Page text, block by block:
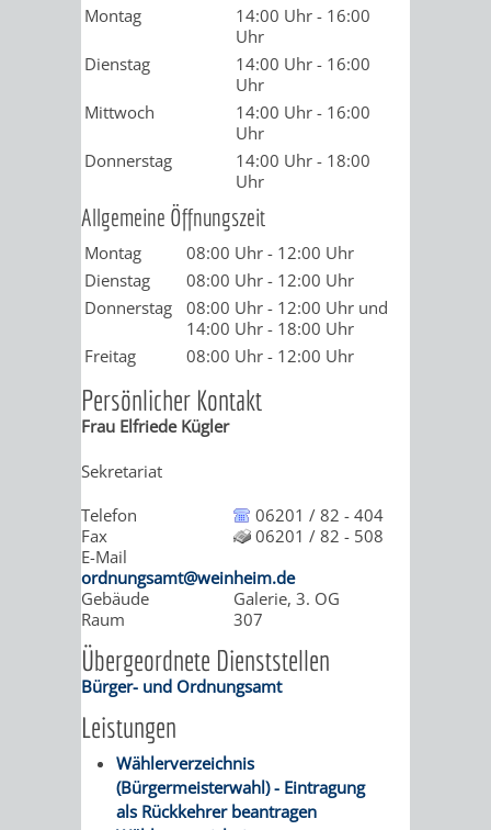
BEHINDERUNGDEMENZ
MIGRANTEN
/
FLÜCHTLINGE
BAUHERREN
BAUHERRENBERATUNG
GRUNDSTÜCKSWERTERMITTLUNG
DENKMALSCHUTZ
AUFGABEN
DER
UNTEREN
STEUERVORTEILE
SATZUNGEN
IM
BEREICH
DENKMALSCHUTZ
OFFENEN
DENKMALS
VERKAUF
STÄDTISCHER
BAUPLÄTZE
VERKAUF
HÄUSER
LIEGENSCHAFTEN
ABWASSERBESEITIGUNG
ERSCHLIESSUNGSBEITRAG
ANTRAGSVERFAHREN
VERMIETE
DOCH
UMLEGUNGSAUSSCHUSS
BERATENDE
AUSSCHÜSSE
RATHAUS
BÜRGERMEISTER
/
ÄMTER
AMT
UND
Montag
14:00 Uhr - 16:00
Uhr
Dienstag
14:00 Uhr - 16:00
Uhr
Mittwoch
14:00 Uhr - 16:00
Uhr
Donnerstag
14:00 Uhr - 18:00
Uhr
Allgemeine Öffnungszeit
Montag 08:00 Uhr - 12:00 Uhr
Dienstag
08:00 Uhr - 12:00 Uhr
Donnerstag
08:00 Uhr - 12:00 Uhr und
14:00 Uhr - 18:00 Uhr
Freitag
08:00 Uhr - 12:00 Uhr
Persönlicher Kontakt
Frau Elfriede Kügler
Sekretariat
Telefon
06201 / 82 - 404
Fax
06201 / 82 - 508
E-Mail
ordnungsamt@weinheim.de
Gebäude
Galerie, 3. OG
Raum
307
Übergeordnete Dienststellen
Bürger- und Ordnungsamt
Leistungen
Wählerverzeichnis
(Bürgermeisterwahl) - Eintragung
als Rückkehrer beantragen